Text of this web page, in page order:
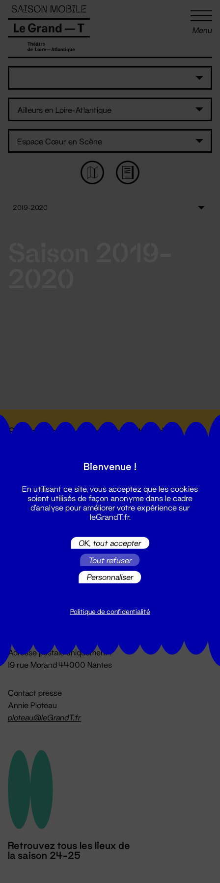
Menu
Suivez toutes les actualités du
Du lundi au vendredi 14h → 18h
Adresse postale uniquement :
19 rue Morand 44000 Nantes
Contact presse
Annie Ploteau
ploteau@leGrandT.fr
Retrouvez tous les lieux de
la saison 24-25
Panneau de gestion des cookies
Bienvenue !
En utilisant ce site, vous acceptez que les cookies
soient utilisés de façon anonyme dans le cadre
d'analyse pour améliorer votre expérience sur
leGrandT.fr.
OK, tout accepter
Tout refuser
Personnaliser
Politique de confidentialité